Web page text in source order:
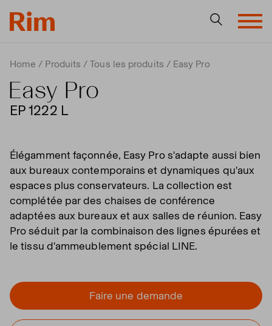
Home Produits Tous les produits Easy Pro
Easy Pro
EP 1222 L
Élégamment façonnée, Easy Pro s'adapte aussi bien
aux bureaux contemporains et dynamiques qu'aux
espaces plus conservateurs. La collection est
complétée par des chaises de conférence
adaptées aux bureaux et aux salles de réunion. Easy
Pro séduit par la combinaison des lignes épurées et
le tissu d'ammeublement spécial LINE.
Faire une demande